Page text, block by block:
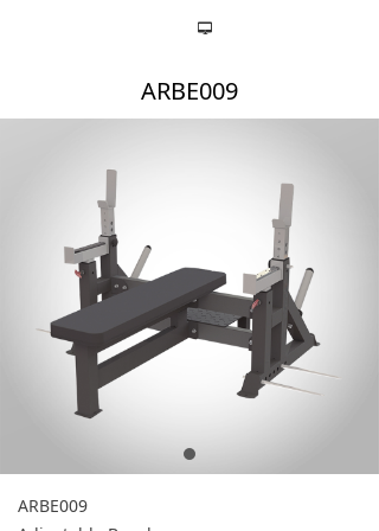
넡
ARBE009
ARBE009